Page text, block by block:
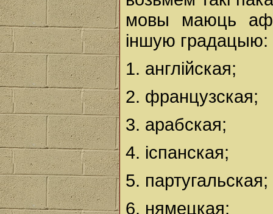
мовы маюць
іншую градацыю:
1. англійская;
2. французская;
3. арабская;
4. іспанская;
5. партугальская;
6. нямецкая;